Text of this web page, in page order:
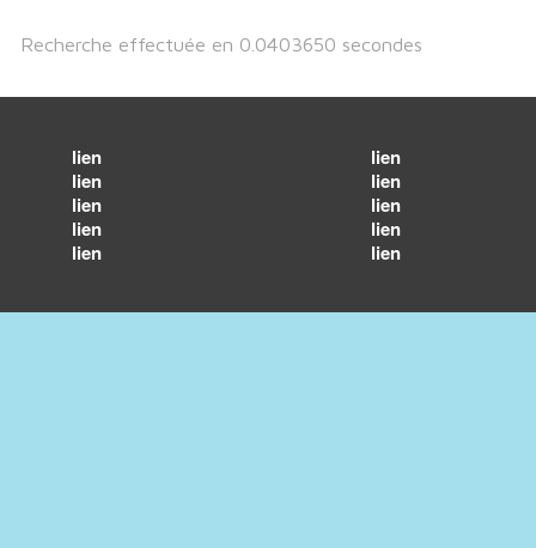
Recherche effectuée en 0.0403650 secondes
lien
lien
lien
lien
lien
lien
lien
lien
lien
lien